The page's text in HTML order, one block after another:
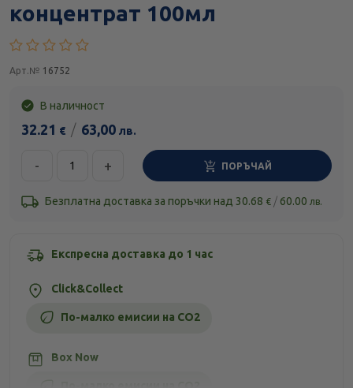
концентрат 100мл
Арт.№ 16752
В наличност
32.21 € / 63,00 лв.
- + ПОРЪЧАЙ
Безплатна доставка за поръчки над 30.68 € / 60.00 лв.
Експресна доставка до 1 час
Click&Collect
По-малко емисии на CO2
Box Now